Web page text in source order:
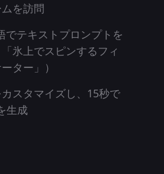
を訪問
でテキストプロンプトを
氷上でスピンするフィ
ター」）
スタマイズし、15秒で
生成